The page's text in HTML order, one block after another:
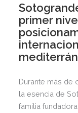
primer
Durante más de
la esencia de
familia